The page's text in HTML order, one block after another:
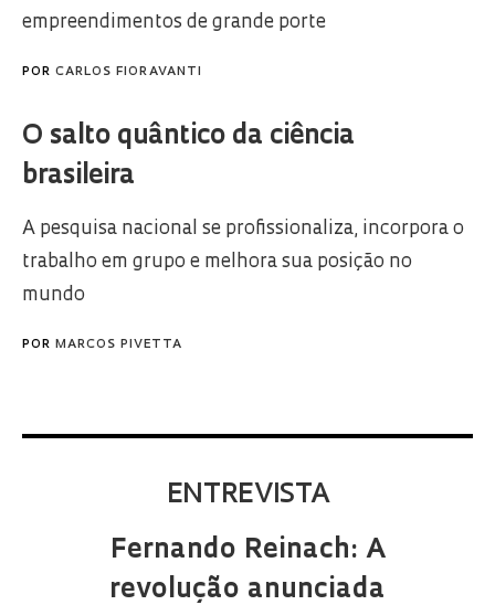
empreendimentos de grande porte
POR CARLOS FIORAVANTI
O salto quântico da ciência
brasileira
A pesquisa nacional se profissionaliza, incorpora o
trabalho em grupo e melhora sua posição no
mundo
POR MARCOS PIVETTA
ENTREVISTA
Fernando Reinach: A
revolução anunciada